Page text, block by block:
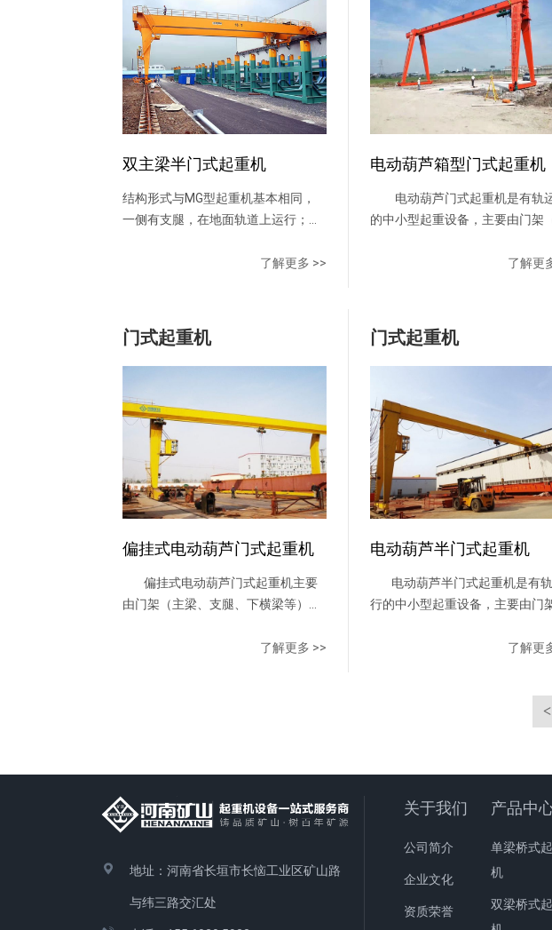
或钢管两种形式。 小车上布置
卷扬机，体积紧凑，自重轻。
作方式采用闭式司机室，内有可
座椅，底板铺设绝缘垫，窗玻璃
钢化玻璃，可根据用户要求配置
空调、讯响器、对讲机等物
品。 供电方式有电缆卷筒和
滑线两种形式。
双主梁半门式起重机
结构形式与MG型起重机基本相同，
一侧有支腿，在地面轨道上运行；另
了解更多 >>
电动葫芦箱型门式起重机
电动葫芦门式起重机是有轨
的中小型起重设备，主要由门架
运行机构及电控部分组成，以电
架两种，箱形工艺好，制作方便
架自重轻，抗风能力强。整机具
重轻、结构简单、安装维修方便
矿、货场及仓库等室外场所作一
卸吊运工作，禁止在有易燃、易
充满腐蚀性气体的环境中工
操作方式设有地面手柄、无线遥
司机室三种操作形式。 供电
有电缆卷筒和高空滑线两种形式
了解更
门式起重机
偏挂式电动葫芦门式起重机
偏挂式电动葫芦门式起重机主要
由门架（主梁、支腿、下横梁等）、
成，以电动葫芦作为起升机构，工作
卸吊运工作。 操作方式设有地面
手柄、无线遥控和司机室三种操作形
式。 供电方式有电缆卷筒和高空
了解更多 >>
门式起重机
电动葫芦半门式起重机
电动葫芦半门式起重机是有
行的中小型起重设备，主要由门
构、运行机构及电控部分组成，
腿，沿地面轨道上运行，另一侧
腿，沿厂房上部轨道运行，其余
一致。
了解更
地址：河南省长垣市长恼工业区矿山路
与纬三路交汇处
关于我们
公司简介
企业文化
资质荣誉
产品中
单梁桥式
机
双梁桥式